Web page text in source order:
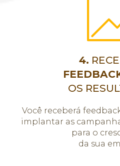
4.
OS
Você receberá
implantar as
para o
da sua